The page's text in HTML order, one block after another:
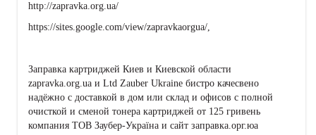
http://zapravka.org.ua/
https://sites.google.com/view/zapravkaorgua/,
Заправка картриджей Киев и Киевской области
zapravka.org.ua и Ltd Zauber Ukraine бистро качесвено
надёжно с доставкой в дом или склад и офисов с полной
очисткой и сменой тонера картриджей от 125 гривень
компания ТОВ Заубер-Україна и сайт заправка.орг.юа